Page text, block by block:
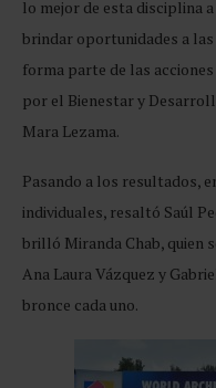
lo mejor de esta disciplina
brindar oportunidades a
forma parte de las
por el Bienestar y
Mara Lezama.
Pasando a los resultados,
individuales, resaltó Saúl
brilló Miranda Chab, quien
Ana Laura Vázquez y
bronce cada uno.